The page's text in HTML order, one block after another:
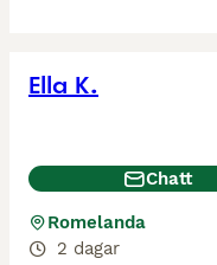
Ella K.
Chatt
Romelanda
2 dagar